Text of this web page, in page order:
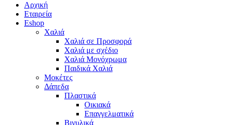
Αρχική
Εταιρεία
Eshop
Χαλιά
Χαλιά σε Προσφορά
Χαλιά με σχέδιο
Χαλιά Μονόχρωμα
Παιδικά Χαλιά
Μοκέτες
Δάπεδα
Πλαστικά
Οικιακά
Επαγγελματικά
Βινυλικά